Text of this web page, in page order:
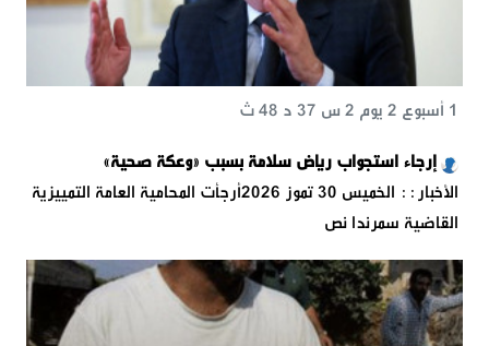
إرجاء استجواب رياض سلامة بسبب «وعكة صحية»
1 أسبوع 2 يوم 2 س 37 د 48 ث
الأخبار:: الخميس 30 تموز 2026أرجأت المحامية العامة التمييزية
القاضية سمرندا نص